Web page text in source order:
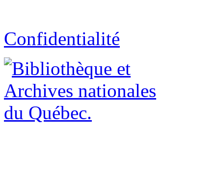
Confidentialité